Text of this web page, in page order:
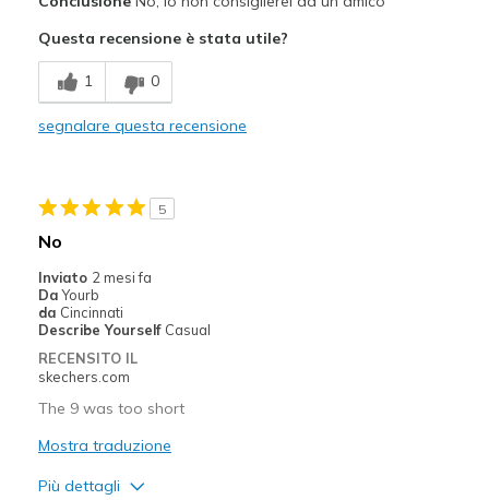
Difetti
Poor Cushioning
Feels true to width
Sizing
View On Shoes
Questa recensione è stata utile?
1 0
segnalare questa recensione
5
No
Inviato 2 mesi fa
Da Yourb
da Cincinnati
Describe Yourself Casual
RECENSITO IL
skechers.com
The 9 was too short
Mostra traduzione
Più dettagli